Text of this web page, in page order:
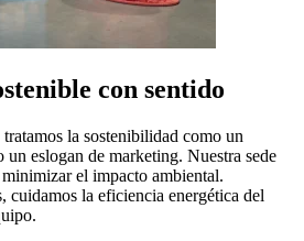
con sentido
la sostenibilidad como un
eslogan de marketing. Nuestra sede
el impacto ambiental.
cuidamos la eficiencia energética del